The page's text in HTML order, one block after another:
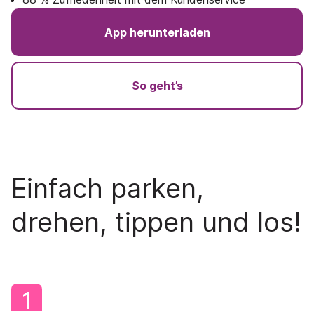
App herunterladen
So geht’s
Einfach parken,
drehen, tippen und los!
1